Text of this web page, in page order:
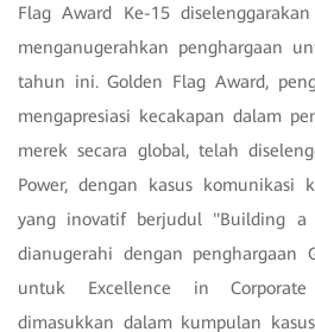
Flag Award Ke-15
menganugerahkan penghargaan
tahun ini. Golden Flag Award,
mengapresiasi kecakapan dalam
merek secara global, telah
Power, dengan kasus komunikasi
yang inovatif berjudul "Building a
dianugerahi dengan penghargaan
untuk Excellence in Corporate
dimasukkan dalam kumpulan